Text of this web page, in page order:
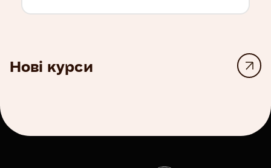
Нові курси